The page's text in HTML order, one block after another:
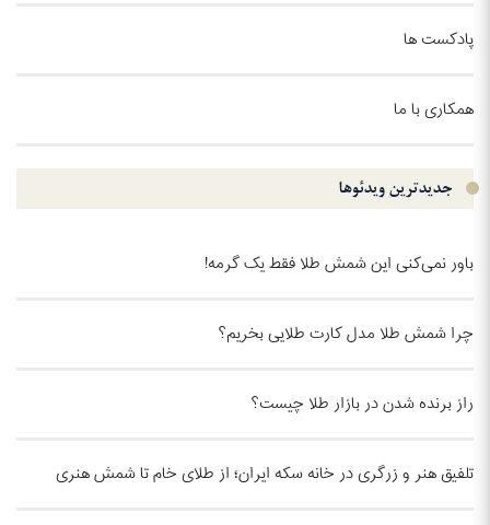
پادکست ها
همکاری با ما
جدیدترین ویدئو‌ها
باور نمی‌کنی این شمش طلا فقط یک گرمه!
چرا شمش طلا مدل کارت طلایی بخریم؟
راز برنده شدن در بازار طلا چیست؟
تلفیق هنر و زرگری در خانه سکه ایران؛ از طلای خام تا شمش هنری